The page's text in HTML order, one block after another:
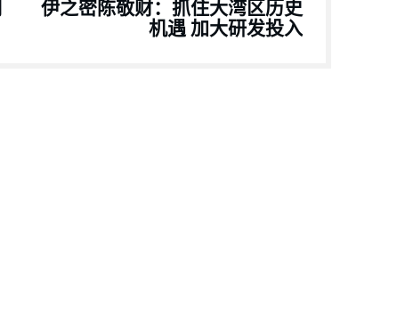
伊之密陈敬财：抓住大湾区历史
机遇 加大研发投入